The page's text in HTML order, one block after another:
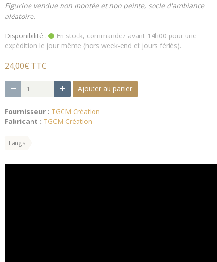
Figurine vendue non montée et non peinte, socle d'ambiance
aléatoire.
Disponibilité :
En stock, commandez avant 14h00 pour une
expédition le jour même (hors week-end et jours fériés).
24,00€ TTC
Ajouter au panier
Fournisseur : TGCM Création
Fabricant : TGCM Création
Fangs